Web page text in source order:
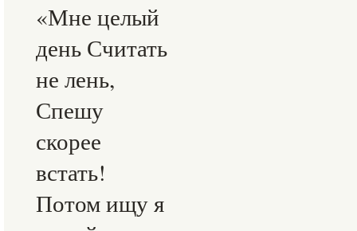
«Мне целый
день Считать
не лень,
Спешу
скорее
встать!
Потом ищу я